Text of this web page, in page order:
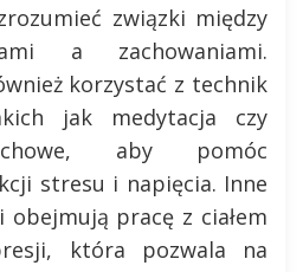
związki między
a zachowaniami.
korzystać z technik
jak medytacja czy
aby pomóc
stresu i napięcia. Inne
pracę z ciałem
która pozwala na